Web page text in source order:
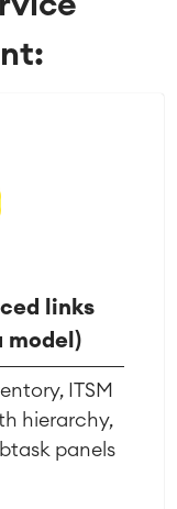
links
model)
ITSM
hierarchy,
panels